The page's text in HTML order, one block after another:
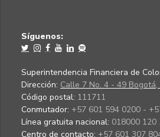
Síguenos:
Superintendencia Financiera de
Dirección: Calle 7 No. 4 - 49 Bogotá,
Código postal: 111711
Conmutador: +57 601 594 0200 -
Línea gratuita nacional: 018000 120
Centro de contacto: +57 601 307